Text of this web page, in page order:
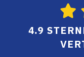
4.9